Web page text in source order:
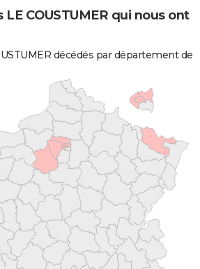
COUSTUMER qui nous ont
décédés par département de